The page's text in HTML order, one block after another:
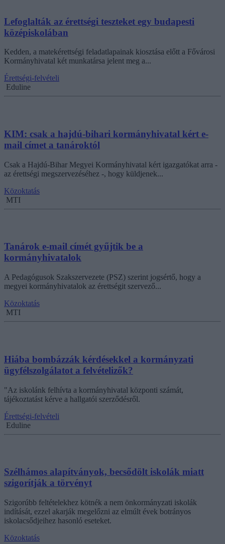
Lefoglalták az érettségi teszteket egy budapesti
középiskolában
Kedden, a matekérettségi feladatlapainak kiosztása előtt a Fővárosi
Kormányhivatal két munkatársa jelent meg a...
Érettségi-felvételi
Eduline
KIM: csak a hajdú-bihari kormányhivatal kért e-
mail címet a tanároktól
Csak a Hajdú-Bihar Megyei Kormányhivatal kért igazgatókat arra -
az érettségi megszervezéséhez -, hogy küldjenek...
Közoktatás
MTI
Tanárok e-mail címét gyűjtik be a
kormányhivatalok
A Pedagógusok Szakszervezete (PSZ) szerint jogsértő, hogy a
megyei kormányhivatalok az érettségit szervező...
Közoktatás
MTI
Hiába bombázzák kérdésekkel a kormányzati
ügyfélszolgálatot a felvételizők?
"Az iskolánk felhívta a kormányhivatal központi számát,
tájékoztatást kérve a hallgatói szerződésről.
Érettségi-felvételi
Eduline
Szélhámos alapítványok, becsődölt iskolák miatt
szigorítják a törvényt
Szigorúbb feltételekhez kötnék a nem önkormányzati iskolák
indítását, ezzel akarják megelőzni az elmúlt évek botrányos
iskolacsődjeihez hasonló eseteket.
Közoktatás